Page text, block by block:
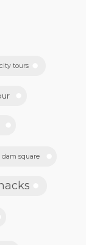
tours
dam square